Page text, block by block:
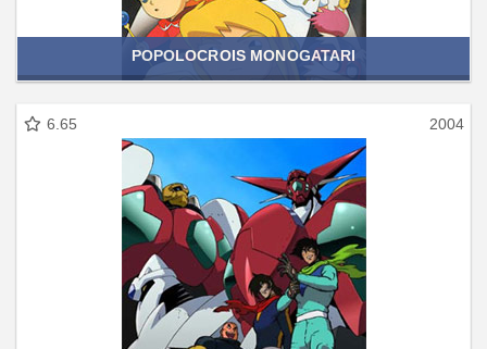
POPOLOCROIS MONOGATARI
6.65 2004